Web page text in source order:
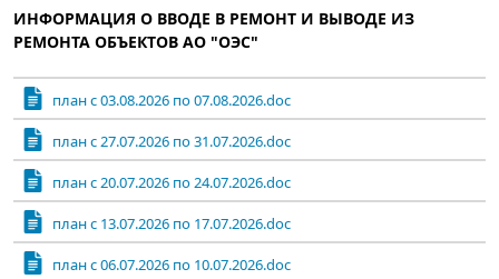
ИНФОРМАЦИЯ О ВВОДЕ В РЕМОНТ И ВЫВОДЕ ИЗ
РЕМОНТА ОБЪЕКТОВ АО "ОЭС"
план с 03.08.2026 по 07.08.2026.doc
план с 27.07.2026 по 31.07.2026.doc
план с 20.07.2026 по 24.07.2026.doc
план с 13.07.2026 по 17.07.2026.doc
план с 06.07.2026 по 10.07.2026.doc